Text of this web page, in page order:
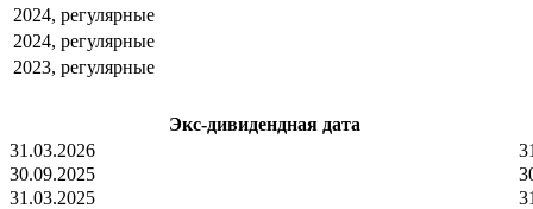
2024, регулярные
2024, регулярные
2023, регулярные
Экс-дивидендная дата
31.03.2026
30.09.2025
31.03.2025